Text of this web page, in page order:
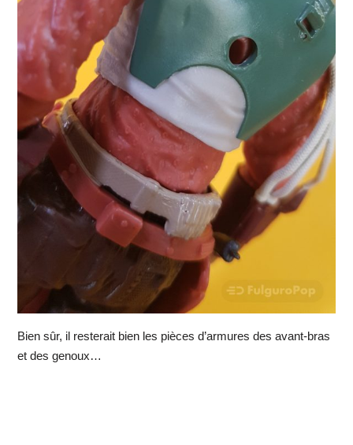
Bien sûr, il resterait bien les pièces d’armures des avant-bras
et des genoux…